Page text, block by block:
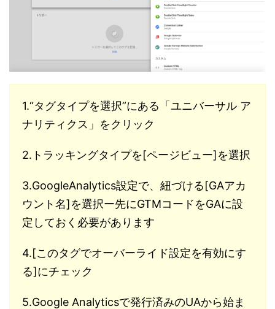
1.“タグタイプを選択”にある「ユニバーサル ア
ナリティクス」をクリック
2.トラッキングタイプを[ページビュー]を選択
3.GoogleAnalytics設定で、紐づける[GAアカ
ウント名]を選択ー先にGTMコードをGAに設
定しておく必要があります
4.[このタグでオーバーライド設定を有効にす
る]にチェック
5.Google Analyticsで発行済みのUAから始ま